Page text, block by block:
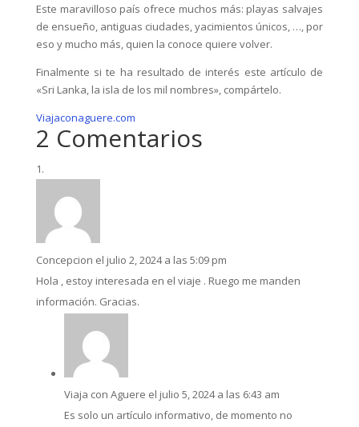
Este maravilloso país ofrece muchos más: playas salvajes
de ensueño, antiguas ciudades, yacimientos únicos, …, por
eso y mucho más, quien la conoce quiere volver.
Finalmente si te ha resultado de interés este artículo de
«Sri Lanka, la isla de los mil nombres», compártelo.
Viajaconaguere.com
2 Comentarios
Concepcion el julio 2, 2024 a las 5:09 pm
Hola , estoy interesada en el viaje . Ruego me manden
información. Gracias.
Viaja con Aguere el julio 5, 2024 a las 6:43 am
Es solo un artículo informativo, de momento no